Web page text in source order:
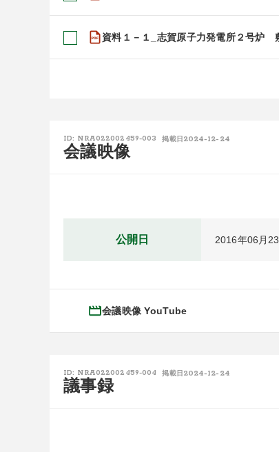
資料１－１_志賀原子力発電所２号炉
ID: NRA022002459-003 掲載日 2024-12-24
会議映像
公開日 2016年06月
会議映像 YouTube
ID: NRA022002459-004 掲載日 2024-12-24
議事録